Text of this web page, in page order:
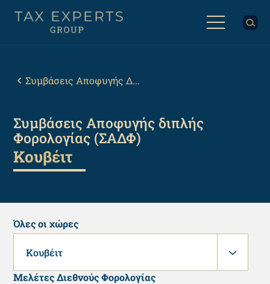
προς
Breadcrumb
Συμβάσεις Αποφυγής Δ...
Συμβάσεις Αποφυγής διπλής
Φορολογίας (ΣΑΔΦ)
Κουβέιτ
Όλες οι χώρες
Κουβέιτ
Μελέτες Διεθνούς Φορολογίας